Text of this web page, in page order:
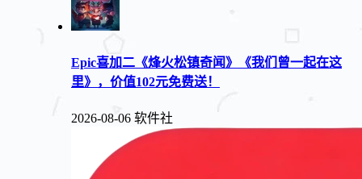
Epic喜加二《烽火松镇奇闻》《我们曾一起在这
里》，价值102元免费送！
2026-08-06 软件社